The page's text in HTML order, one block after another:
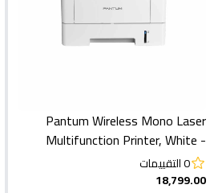
Pantum Wireless Mono Laser
Multifunction Printer, White -
BM5100ADW
0التقييمات
18,799.00